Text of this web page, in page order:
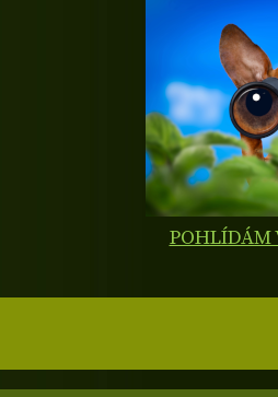
POHLÍDÁM